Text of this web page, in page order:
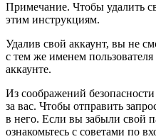
Примечание. Чтобы удалить
этим инструкциям.
Удалив свой аккаунт, вы не
с тем же именем
аккаунте.
Из соображений
за вас. Чтобы отправить
в него. Если вы забыли свой
ознакомьтесь с советами по